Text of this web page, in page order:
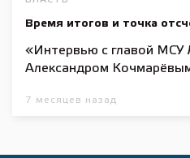
Время итогов и точка
«Интервью с главой МСУ
Александром
7 месяцев назад